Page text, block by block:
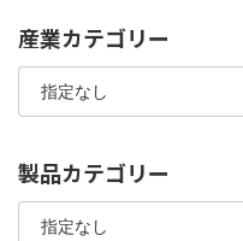
産業カテゴリー
製品カテゴリー